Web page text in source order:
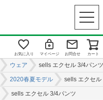
お気に入り マイページ お問合せ カート
ウェア sells エクセル 3/4パンツ
2020春夏モデル sells エクセル
sells エクセル 3/4パンツ